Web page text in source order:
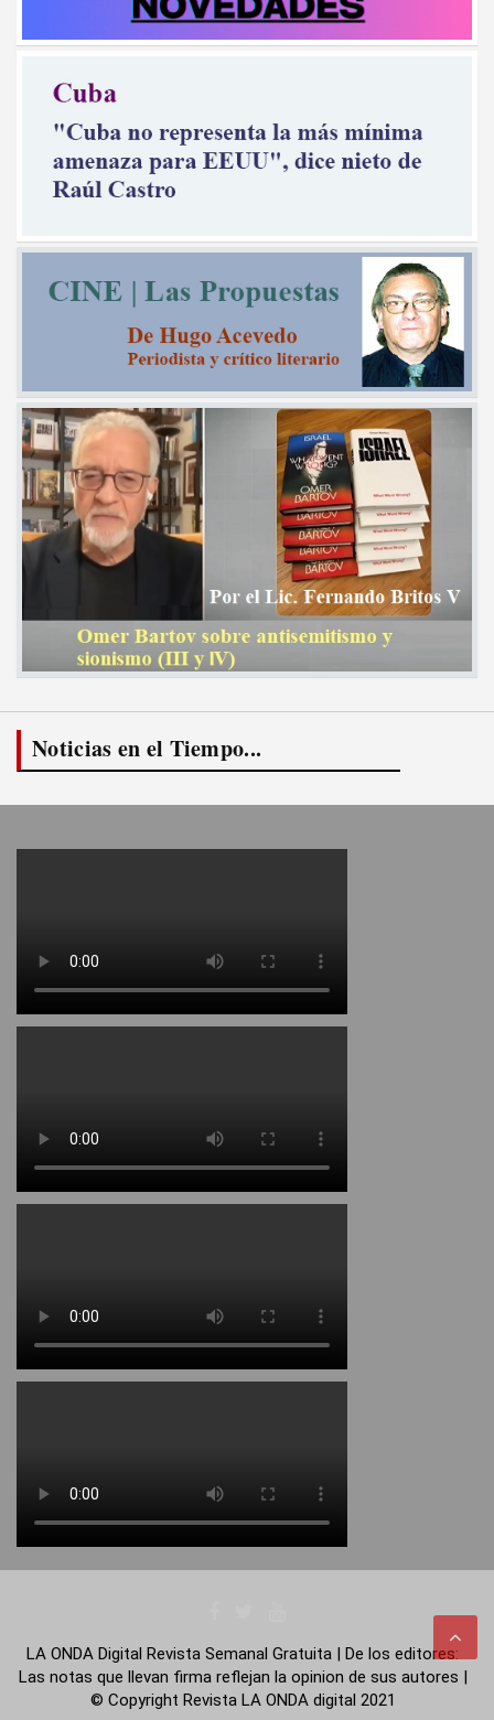
Noticias en el Tiempo...
LA ONDA Digital Revista Semanal Gratuita | De los editores:
Las notas que llevan firma reflejan la opinion de sus autores |
© Copyright Revista LA ONDA digital 2021